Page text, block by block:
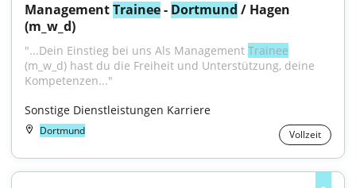
Management Trainee - Dortmund / Hagen
(m_w_d)
"...Dein Einstieg bei uns Als Management Trainee
(m_w_d) hast du die Freiheit und Unterstützung, deine
Kompetenzen..."
Sonstige Dienstleistungen Karriere
Dortmund Vollzeit